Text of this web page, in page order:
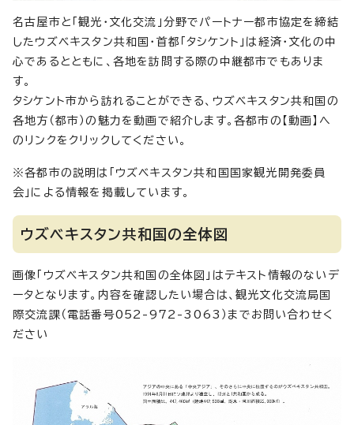
名古屋市と「観光・文化交流」分野でパートナー都市協定を締結
したウズベキスタン共和国・首都「タシケント」は経済・文化の中
心であるとともに、各地を訪問する際の中継都市でもありま
す。
タシケント市から訪れることができる、ウズベキスタン共和国の
各地方（都市）の魅力を動画で紹介します。各都市の【動画】へ
のリンクをクリックしてください。
※各都市の説明は「ウズベキスタン共和国国家観光開発委員
会」による情報を掲載しています。
ウズベキスタン共和国の全体図
画像「ウズベキスタン共和国の全体図」はテキスト情報のないデ
ータとなります。内容を確認したい場合は、観光文化交流局国
際交流課（電話番号052-972-3063）までお問い合わせく
ださい